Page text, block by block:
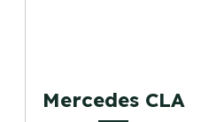
Mercedes CLA